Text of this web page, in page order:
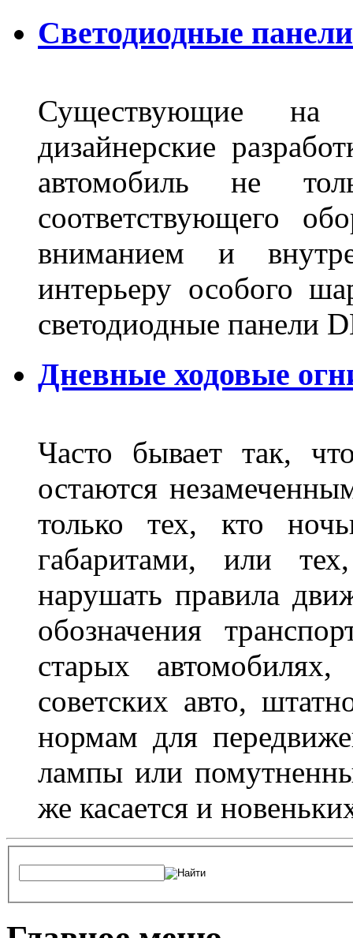
Светодиодные
Существующие
дизайнерские
автомобиль не
соответствующего
вниманием и
интерьеру особого
светодиодные панели
Дневные ходовые
Часто бывает так,
остаются
только тех, кто
габаритами, или
нарушать правила
обозначения
старых
советских авто,
нормам для
лампы или
же касается и